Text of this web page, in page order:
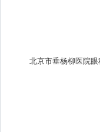
北京市垂杨柳医院